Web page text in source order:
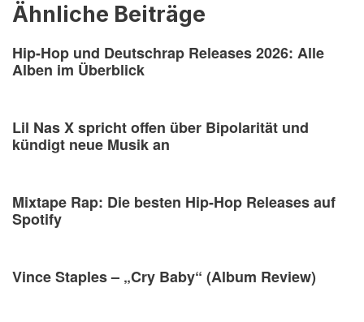
Ähnliche Beiträge
Hip-Hop und Deutschrap Releases 2026: Alle
Alben im Überblick
Lil Nas X spricht offen über Bipolarität und
kündigt neue Musik an
Mixtape Rap: Die besten Hip-Hop Releases auf
Spotify
Vince Staples – „Cry Baby“ (Album Review)